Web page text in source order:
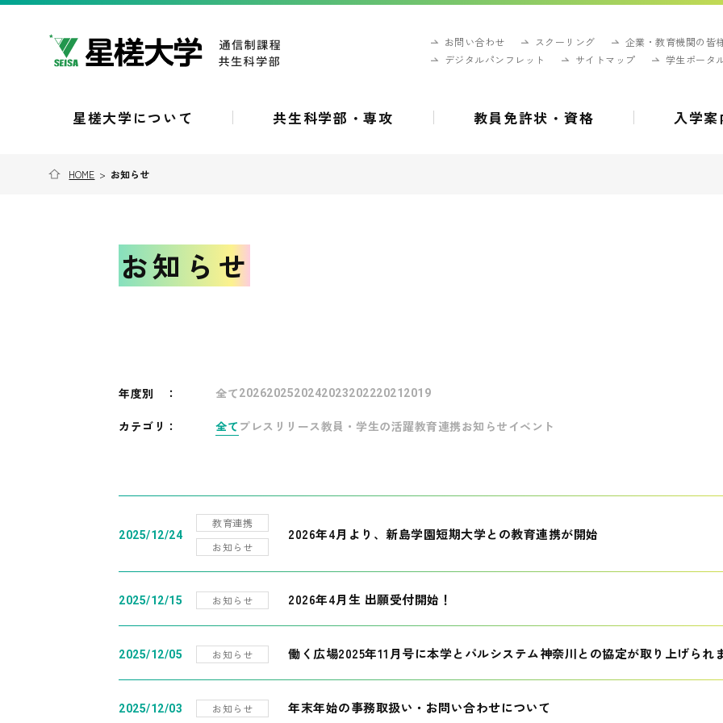
お問い合わせ スクーリング
企業・教育機関の皆
デジタルパンフレット
サイトマップ 学生ポータ
星槎大学について 共生科学部・専攻 教員免許状・資格 入学案
HOME > お知らせ
お知らせ
年度別 ： 全て202620252024202320222021 2019
カテゴリ： 全て プレスリリース教員・学生の活躍教育連携お知らせ イベント
2025/12/24
教育連携
お知らせ
2026年4月より、新島学園短期大学との教育連携が開始
2025/12/15 お知らせ 2026年4月生 出願受付開始！
2025/12/05 お知らせ 働く広場2025年11月号に本学とパルシステム神奈川との協定が取り上げられ
2025/12/03 お知らせ 年末年始の事務取扱い・お問い合わせについて